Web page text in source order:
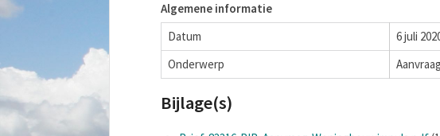
Algemene informatie
Datum
6 juli
Onderwerp
Bijlage(s)